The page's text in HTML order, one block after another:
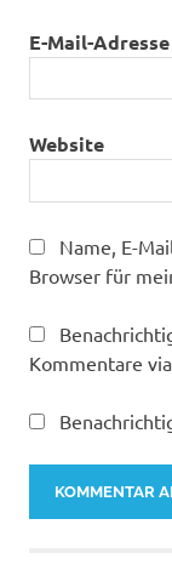
E-Mail-Adresse
Website
Name, E-
Browser für
Kommentare via